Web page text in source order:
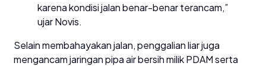
karena kondisi jalan benar-benar terancam,”
ujar Novis.
Selain membahayakan jalan, penggalian liar juga
mengancam jaringan pipa air bersih milik PDAM serta